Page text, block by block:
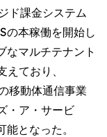
ド課金システム
の本稼働を開始し
なマルチテナント
えており、
移動体通信事業
・ア・サービ
となった。